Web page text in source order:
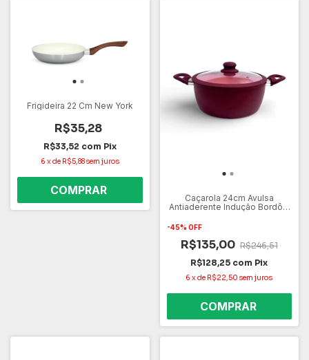
Frigideira 22 Cm New York
R$35,28
R$33,52 com Pix
6 x de R$5,88sem juros
Caçarola 24cm Avulsa
Antiaderente Indução Bordô –
Gás, Elétrico e Cooktop – Não
-45% OFF
R$135,00 R$246,51
R$128,25 com Pix
6 xde R$22,50 sem juros